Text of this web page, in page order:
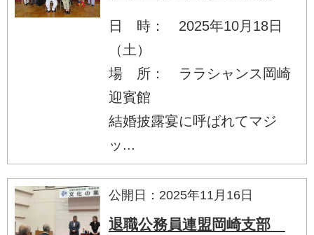
日 時： 2025年10月18日
（土）
場 所： ララシャンス岡崎
迎賓館
結婚披露宴に呼ばれてマジ
ッ...
公開日：2025年11月16日
退職公務員連盟岡崎支部